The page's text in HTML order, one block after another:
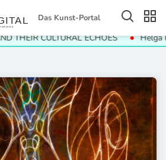
Das Kunst-Portal
ECHOES Helga Paris. Häuser